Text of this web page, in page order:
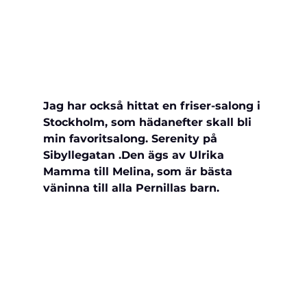
Jag har också hittat en friser-salong i
Stockholm, som hädanefter skall bli
min favoritsalong. Serenity på
Sibyllegatan .Den ägs av Ulrika
Mamma till Melina, som är bästa
väninna till alla Pernillas barn.